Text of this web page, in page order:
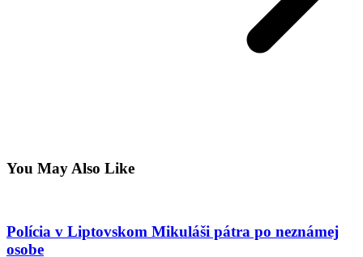
You May Also Like
Polícia v Liptovskom Mikuláši pátra po neznámej
osobe